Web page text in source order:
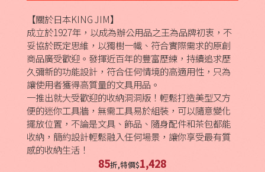
【關於日本KING JIM】
成立於1927年，以成為辦公用品之王為品牌初衷，不
妥協於既定思維，以獨樹一幟、符合實際需求的原創
商品廣受歡迎。發揮近百年的豐富歷練，持續追求歷
久彌新的功能設計，符合任何情境的高適用性，只為
讓使用者獲得高質量的文具用品。
一推出就大受歡迎的收納洞洞版！輕鬆打造美型又方
便的迷你工具牆，無需工具易於組裝，可以隨意變化
擺放位置，不論是文具、飾品、隨身配件和茶包都能
收納，簡約設計輕鬆融入任何場景，讓你享受最有質
感的收納生活！
85折,特價$1,428